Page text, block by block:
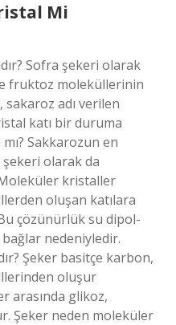
Mi
Sofra şekeri olarak
fruktoz moleküllerinin
adı verilen
katı bir duruma
Sakkarozun en
şekeri olarak da
kristaller
oluşan katılara
çözünürlük su dipol-
nedeniyledir.
Şeker basitçe karbon,
oluşur
arasında glikoz,
Şeker neden moleküler